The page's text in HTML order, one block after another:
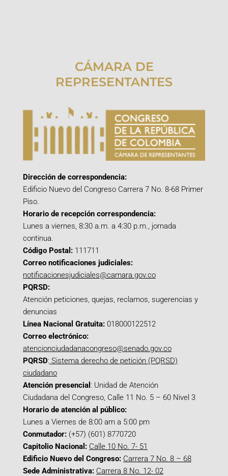
CÁMARA DE
REPRESENTANTES
Dirección de correspondencia:
Edificio Nuevo del Congreso Carrera 7 No. 8-68 Primer
Piso.
Horario de recepción correspondencia:
Lunes a viernes, 8:30 a.m. a 4:30 p.m., jornada
continua.
Código Postal: 111711
Correo notificaciones judiciales:
notificacionesjudiciales@camara.gov.co
PQRSD:
Atención peticiones, quejas, reclamos, sugerencias y
denuncias
Línea Nacional Gratuita: 018000122512
Correo electrónico:
atencionciudadanacongreso@senado.gov.co
PQRSD: Sistema derecho de petición (PQRSD)
ciudadano
Atención presencial : Unidad de Atención
Ciudadana del Congreso, Calle 11 No. 5 – 60 Nivel 3
Horario de atención al público:
Lunes a Viernes de 8:00 am a 5:00 pm
Conmutador: (+57) (601) 8770720
Capitolio Nacional: Calle 10 No. 7- 51
Edificio Nuevo del Congreso: Carrera 7 No. 8 – 68
Sede Administrativa: Carrera 8 No. 12- 02